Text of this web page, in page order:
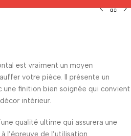
est vraiment un moyen
votre pièce. Il présente un
une finition bien soignée qui convient
intérieur.
qualité ultime qui assurera une
l’épreuve de l’utilisation